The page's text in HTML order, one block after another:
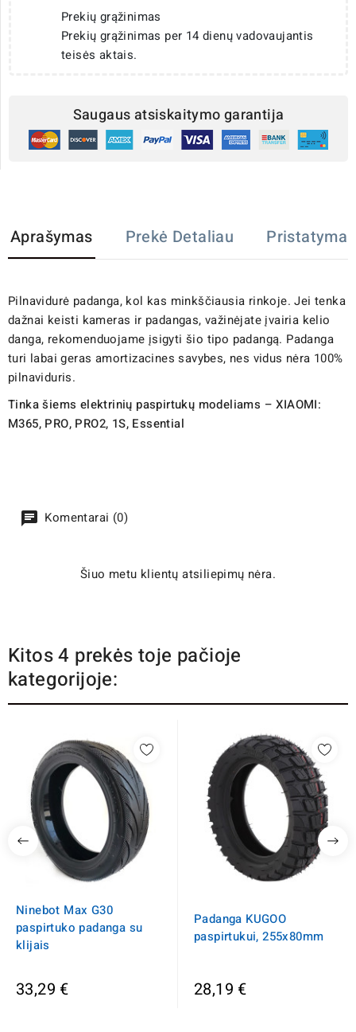
Prekių grąžinimas
Prekių grąžinimas per 14 dienų vadovaujantis
teisės aktais.
Saugaus atsiskaitymo garantija
Aprašymas Prekė Detaliau Pristatymas
Pilnavidurė padanga, kol kas minkščiausia rinkoje. Jei tenka
dažnai keisti kameras ir padangas, važinėjate įvairia kelio
danga, rekomenduojame įsigyti šio tipo padangą. Padanga
turi labai geras amortizacines savybes, nes vidus nėra 100%
pilnaviduris.
Tinka šiems elektrinių paspirtukų modeliams – XIAOMI:
M365, PRO, PRO2, 1S, Essential
Komentarai (0)
Šiuo metu klientų atsiliepimų nėra.
Kitos 4 prekės toje pačioje
kategorijoje:
Ninebot Max G30
paspirtuko padanga su
klijais
33,29 €
Padanga KUGOO
paspirtukui, 255x80mm
28,19 €